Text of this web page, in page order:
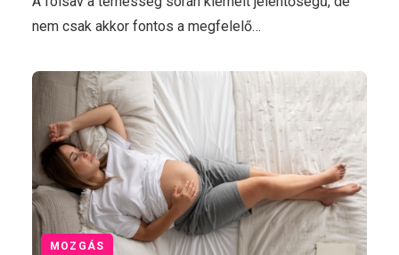
nem csak akkor fontos a megfelelő…
MOZGÁS